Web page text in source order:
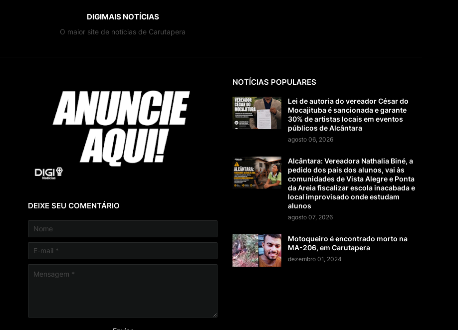
DIGIMAIS NOTÍCIAS
O maior site de notícias de Carutapera
DEIXE SEU COMENTÁRIO
NOTÍCIAS POPULARES
Lei de autoria do vereador César do
Mocajituba é sancionada e garante
30% de artistas locais em eventos
públicos de Alcântara
agosto 06, 2026
Alcântara: Vereadora Nathalia Biné, a
pedido dos pais dos alunos, vai às
comunidades de Vista Alegre e Ponta
da Areia fiscalizar escola inacabada e
local improvisado onde estudam
alunos
agosto 07, 2026
Motoqueiro é encontrado morto na
MA-206, em Carutapera
dezembro 01, 2024